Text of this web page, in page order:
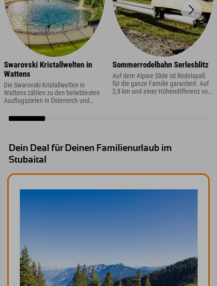
Swarovski Kristallwelten in
Wattens
Die Swarovski Kristallwelten in
Wattens zählen zu den beliebtesten
Ausflugszielen in Österreich und
dem Programm stehen.
Sommerrodelbahn Serlesblitz
Auf dem Alpine Slide ist Rodelspaß
für die ganze Familie garantiert. Auf
2,8 km und einer Höhendifferenz von
Dein Deal für Deinen Familienurlaub im
Stubaital